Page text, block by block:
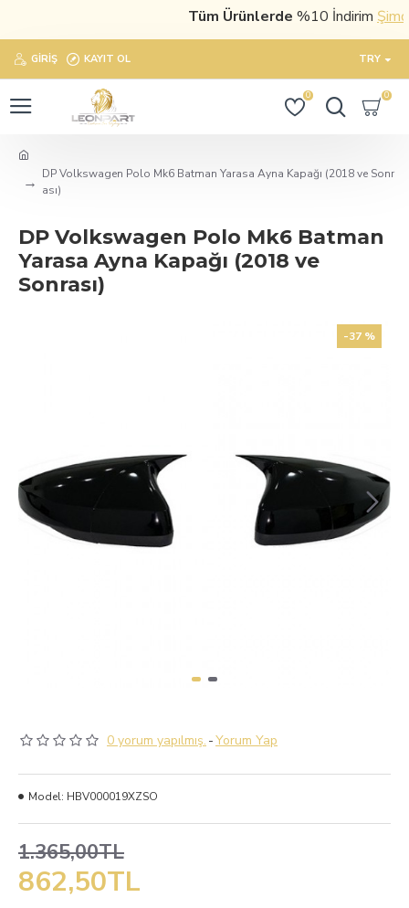
Tüm Ürünlerde%10 İndirimŞimdi
GIRIŞ KAYIT OL TRY
0 0
DP Volkswagen Polo Mk6 Batman Yarasa Ayna Kapağı (2018 ve Sonr
ası)
DP Volkswagen Polo Mk6 Batman
Yarasa Ayna Kapağı (2018 ve
Sonrası)
-37 %
0 yorum yapılmış. -Yorum Yap
862,50TL
1.365,00TL
Model: HBV000019XZSO